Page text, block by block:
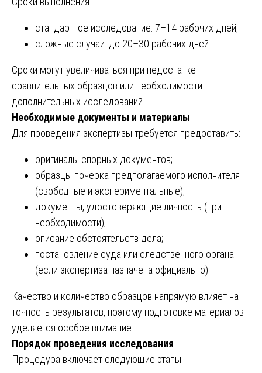
стандартное исследование: 7–14 рабочих дней;
сложные случаи: до 20–30 рабочих дней.
Сроки могут увеличиваться при недостатке
сравнительных образцов или необходимости
дополнительных исследований.
Необходимые документы и материалы
Для проведения экспертизы требуется предоставить:
оригиналы спорных документов;
образцы почерка предполагаемого исполнителя
(свободные и экспериментальные);
документы, удостоверяющие личность (при
необходимости);
описание обстоятельств дела;
постановление суда или следственного органа
(если экспертиза назначена официально).
Качество и количество образцов напрямую влияет на
точность результатов, поэтому подготовке материалов
уделяется особое внимание.
Порядок проведения исследования
Процедура включает следующие этапы: